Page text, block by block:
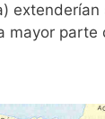
extenderían
mayor parte